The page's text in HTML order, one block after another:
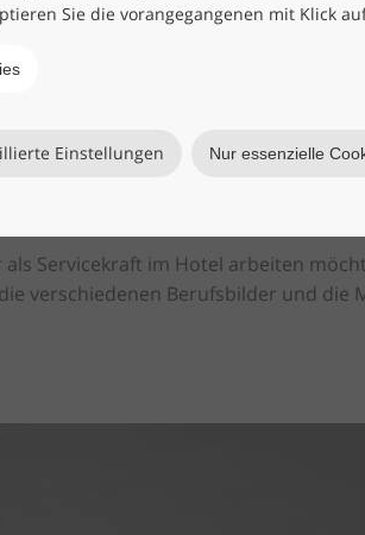
Sie die vorangegangenen mit Klick
Einstellungen Nur essenzielle
Servicekraft im Hotel arbeiten
verschiedenen Berufsbilder und die